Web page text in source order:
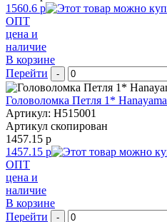
1560.6 р
ОПТ
цена и
наличие
В корзине
Перейти
-
Головоломка Петля 1* Hanayama
Артикул: H515001
Артикул скопирован
1457.15 р
1457.15 р
ОПТ
цена и
наличие
В корзине
Перейти
-